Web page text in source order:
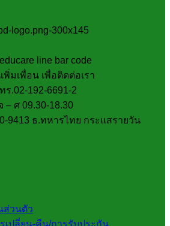
พิ่มเพื่อน เพื่อติดต่อเรา
ร.02-192-6691-2
– ศ 09.30-18.30
9413 ธ.ทหารไทย กระแสรายวัน
ส่วนตัว